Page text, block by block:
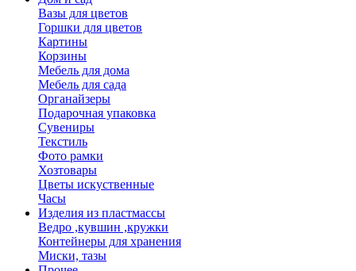
Вазы для цветов
Горшки для цветов
Картины
Корзины
Мебель для дома
Мебель для сада
Органайзеры
Подарочная упаковка
Сувениры
Текстиль
Фото рамки
Хозтовары
Цветы искуственные
Часы
Изделия из пластмассы
Ведро ,кувшин ,кружки
Контейнеры для хранения
Миски, тазы